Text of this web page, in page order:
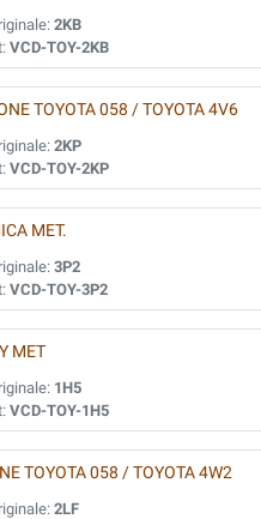
2KB
VCD-TOY-2KB
TOYOTA 058 / TOYOTA 4V6
2KP
VCD-TOY-2KP
MET.
3P2
VCD-TOY-3P2
MET
1H5
VCD-TOY-1H5
TOYOTA 058 / TOYOTA 4W2
2LF